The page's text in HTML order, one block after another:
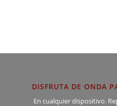
DISFRUTA DE ONDA
En cualquier dispositivo.